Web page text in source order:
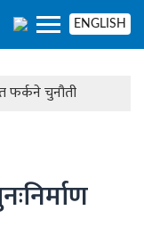
ENGLISH
फर्कने चुनौती